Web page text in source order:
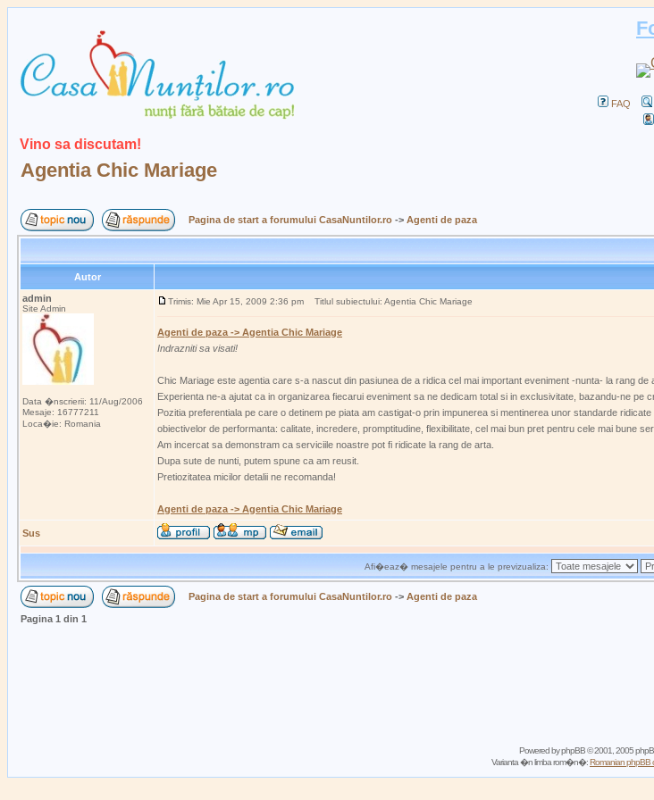
FAQ
Vino sa discutam!
Agentia Chic Mariage
Pagina de start a forumului CasaNuntilor.ro -> Agenti de paza
Autor
admin
Site Admin
Data �nscrierii: 11/Aug/2006
Mesaje: 16777211
Loca�ie: Romania
Trimis: Mie Apr 15, 2009 2:36 pm Titlul subiectului: Agentia Chic Mariage
Agenti de paza -> Agentia Chic Mariage
Indrazniti sa visati!
Chic Mariage este agentia care s-a nascut din pasiunea de a ridica cel mai important eveniment -nunta- la rang
Experienta ne-a ajutat ca in organizarea fiecarui eveniment sa ne dedicam total si in exclusivitate, bazandu-ne pe
Pozitia preferentiala pe care o detinem pe piata am castigat-o prin impunerea si mentinerea unor standarde
obiectivelor de performanta: calitate, incredere, promptitudine, flexibilitate, cel mai bun pret pentru cele mai bune
Am incercat sa demonstram ca serviciile noastre pot fi ridicate la rang de arta.
Dupa sute de nunti, putem spune ca am reusit.
Pretiozitatea micilor detalii ne recomanda!
Agenti de paza -> Agentia Chic Mariage
Sus
Afi�eaz� mesajele pentru a le previzualiza:
Pagina de start a forumului CasaNuntilor.ro -> Agenti de paza
Pagina 1 din 1
Powered byphpBB© 2001, 2005
Varianta �n limba rom�n�:Romanian phpBB